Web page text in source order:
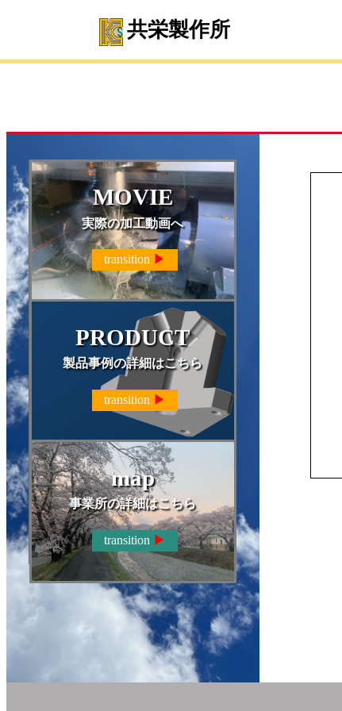
共栄製作所
MOVIE
実際の加工動画へ
transition ▶
PRODUCT
製品事例の詳細はこちら
transition ▶
map
事業所の詳細はこちら
transition ▶